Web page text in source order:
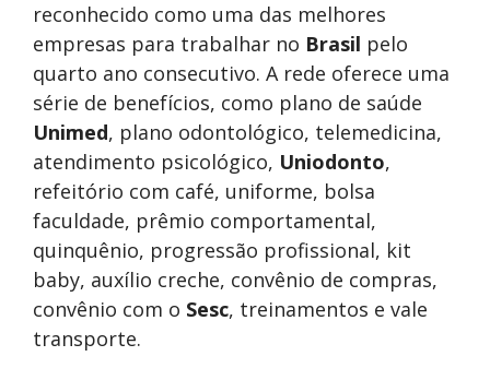
reconhecido como uma das melhores
empresas para trabalhar no Brasil pelo
quarto ano consecutivo. A rede oferece uma
série de benefícios, como plano de saúde
Unimed, plano odontológico, telemedicina,
atendimento psicológico, Uniodonto,
refeitório com café, uniforme, bolsa
faculdade, prêmio comportamental,
quinquênio, progressão profissional, kit
baby, auxílio creche, convênio de compras,
convênio com o Sesc, treinamentos e vale
transporte.